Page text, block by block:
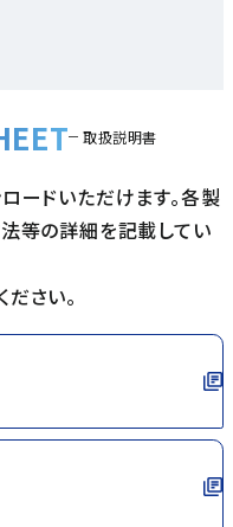
取扱説明書
ードいただけます。各製
等の詳細を記載してい
さい。